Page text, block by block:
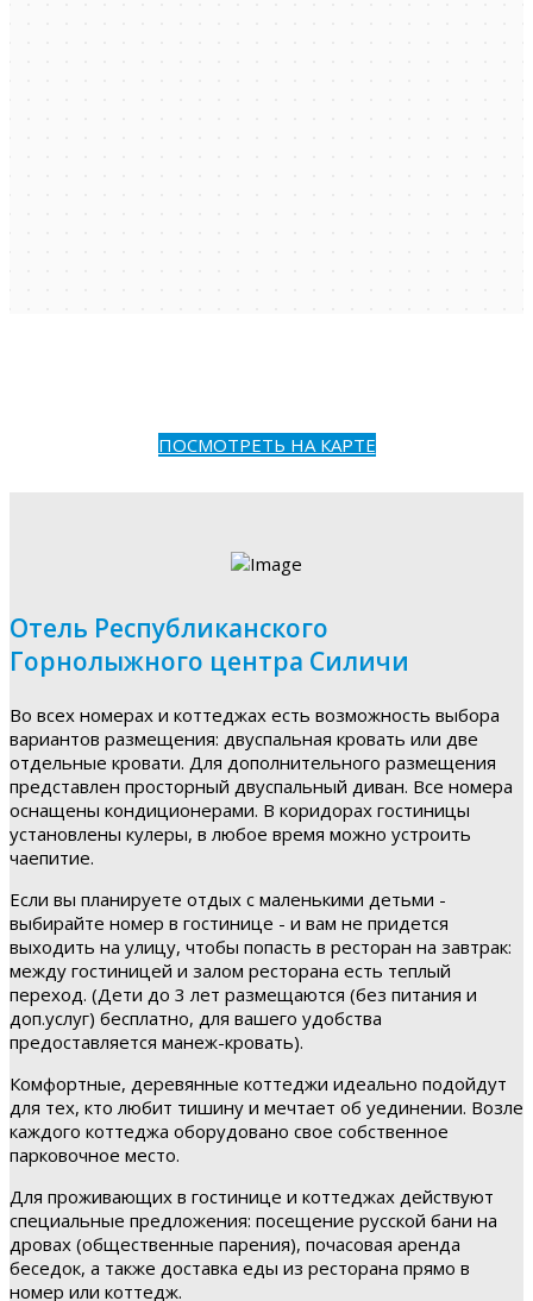
ПОСМОТРЕТЬ НА КАРТЕ
Отель Республиканского
Горнолыжного центра Силичи
Во всех номерах и коттеджах есть возможность выбора
вариантов размещения: двуспальная кровать или две
отдельные кровати. Для дополнительного размещения
представлен просторный двуспальный диван. Все номера
оснащены кондиционерами. В коридорах гостиницы
установлены кулеры, в любое время можно устроить
чаепитие.
Если вы планируете отдых с маленькими детьми -
выбирайте номер в гостинице - и вам не придется
выходить на улицу, чтобы попасть в ресторан на завтрак:
между гостиницей и залом ресторана есть теплый
переход. (Дети до 3 лет размещаются (без питания и
доп.услуг) бесплатно, для вашего удобства
предоставляется манеж-кровать).
Комфортные, деревянные коттеджи идеально подойдут
для тех, кто любит тишину и мечтает об уединении. Возле
каждого коттеджа оборудовано свое собственное
парковочное место.
Для проживающих в гостинице и коттеджах действуют
специальные предложения: посещение русской бани на
дровах (общественные парения), почасовая аренда
беседок, а также доставка еды из ресторана прямо в
номер или коттедж.